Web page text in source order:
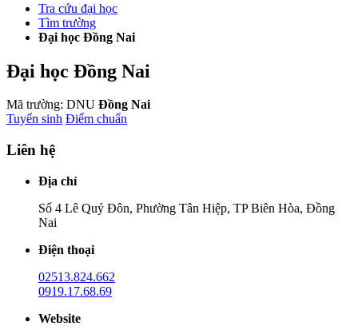
Tra cứu đại học
Tìm trường
Đại học Đồng Nai
Đại học Đồng Nai
Mã trường: DNU Đồng Nai
Tuyển sinh Điểm chuẩn
Liên hệ
Địa chỉ
Số 4 Lê Quý Đôn, Phường Tân Hiệp, TP Biên Hòa, Đồng
Nai
Điện thoại
02513.824.662
0919.17.68.69
Website